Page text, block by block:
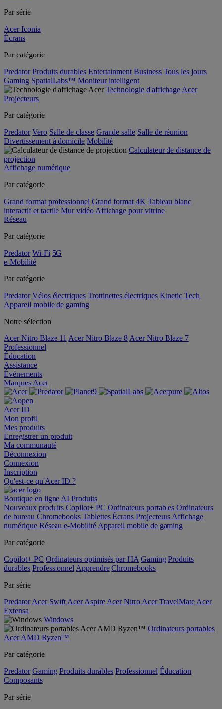
Par série
Acer Iconia
Écrans
Par catégorie
Predator Produits durables Entertainment Business Tous les jours
Gaming SpatialLabs™ Moniteur intelligent
Technologie d'affichage Acer
Projecteurs
Par catégorie
Predator Vero Salle de classe Grande salle Salle de réunion
Divertissement à domicile Mobilité
Calculateur de distance de
projection
Affichage numérique
Par catégorie
Grand format professionnel Grand format 4K Tableau blanc
interactif et tactile Mur vidéo Affichage pour vitrine
Réseau
Par catégorie
Predator Wi-Fi 5G
e-Mobilité
Par catégorie
Predator Vélos électriques Trottinettes électriques Kinetic Tech
Appareil mobile de gaming
Notre sélection
Acer Nitro Blaze 11 Acer Nitro Blaze 8 Acer Nitro Blaze 7
Professionnel
Éducation
Assistance
Événements
Marques Acer
Acer ID
Mon profil
Mes produits
Enregistrer un produit
Ma communauté
Déconnexion
Connexion
Inscription
Qu'est-ce qu'Acer ID ?
Boutique en ligne AI Produits
Nouveaux produits Copilot+ PC Ordinateurs portables Ordinateurs
de bureau Chromebooks Tablettes Écrans Projecteurs Affichage
numérique Réseau e-Mobilité Appareil mobile de gaming
Par catégorie
Copilot+ PC Ordinateurs optimisés par l'IA Gaming Produits
durables Professionnel Apprendre Chromebooks
Par série
Predator Acer Swift Acer Aspire Acer Nitro Acer TravelMate Acer
Extensa
Windows
Ordinateurs portables
Acer AMD Ryzen™
Par catégorie
Predator Gaming Produits durables Professionnel Éducation
Composants
Par série